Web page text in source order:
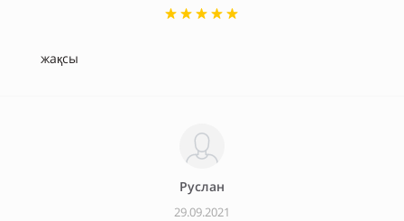
жақсы
Руслан
29.09.2021